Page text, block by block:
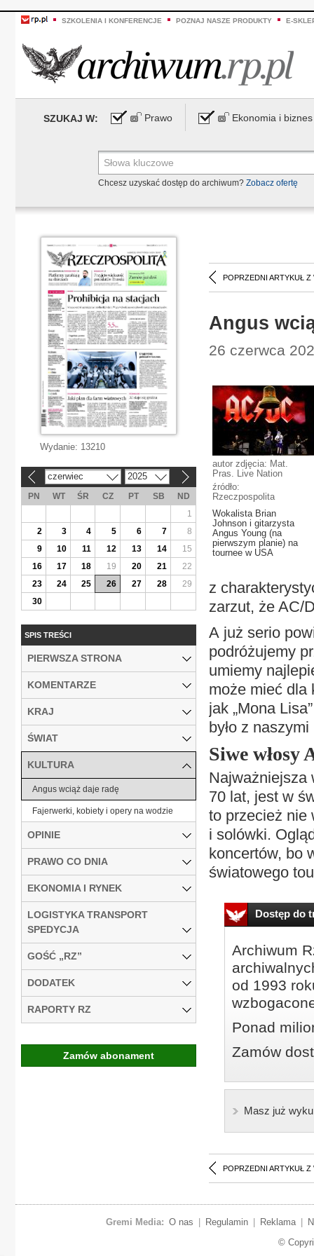
SZKOLENIA I KONFERENCJE POZNAJ NASZE PRODUKTY E-
SZUKAJ W: Prawo Ekonomia i biznes
Chcesz uzyskać dostęp do archiwum? Zobacz ofertę
POPRZEDNI ARTYKUŁ Z
Angus
26 czerwca
autor zdjęcia: Mat.
Pras. Live Nation
źródło:
Rzeczpospolita
Wokalista Brian
Johnson i gitarzysta
Angus Young (na
pierwszym planie) na
tournee w USA
z
zarzut, że AC/
A już serio
podróżujemy
umiemy
może mieć dla
jak „Mona
było z
Siwe włosy
Najważniejsza
70 lat, jest w
to przecież nie
i solówki.
koncertów, bo
światowego
Dostęp do
Archiwum
od 1993
Ponad
Zamów
Masz już
POPRZEDNI ARTYKUŁ Z
Wydanie: 13210
czerwiec 2025
PN WT ŚR CZ PT SB
ND
1
2
3 4 5 6 7
8
9
10 11 12 13 14
15
16
17 18 19 20 21
22
23
24 25 26 27 28
29
30
SPIS TREŚCI
PIERWSZA STRONA
KOMENTARZE
KRAJ
ŚWIAT
KULTURA
Angus wciąż daje radę
Fajerwerki, kobiety i opery na wodzie
OPINIE
PRAWO CO DNIA
EKONOMIA I RYNEK
LOGISTYKA TRANSPORT
SPEDYCJA
GOŚĆ „RZ”
DODATEK
RAPORTY RZ
Zamów abonament
Gremi Media: O nas Regulamin Reklama
©